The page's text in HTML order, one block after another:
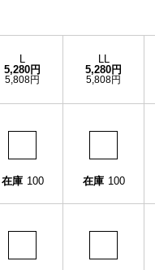
L
5,280円
5,808円
LL
5,280円
5,808円
在庫 100 在庫 100